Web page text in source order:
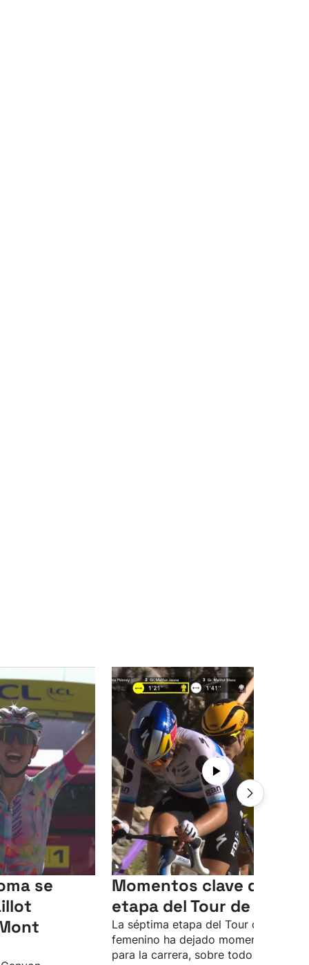
se
Momentos clave de la 7ª
etapa del Tour de
La séptima etapa del Tour de Francia
femenino ha dejado momentos clave
para la carrera, sobre todo de cara a